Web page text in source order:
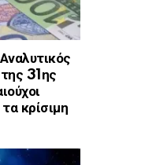
31ης
κρίσιμη